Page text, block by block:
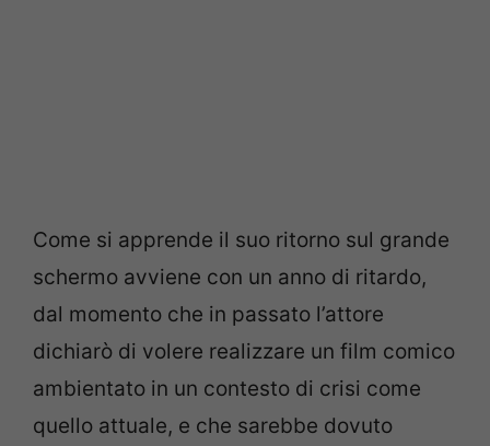
Come si apprende il suo ritorno sul grande
schermo avviene con un anno di ritardo,
dal momento che in passato l’attore
dichiarò di volere realizzare un film comico
ambientato in un contesto di crisi come
quello attuale, e che sarebbe dovuto